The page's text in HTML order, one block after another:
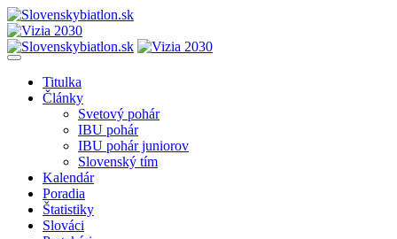
Titulka
Články
Svetový pohár
IBU pohár
IBU pohár juniorov
Slovenský tím
Kalendár
Poradia
Štatistiky
Slováci